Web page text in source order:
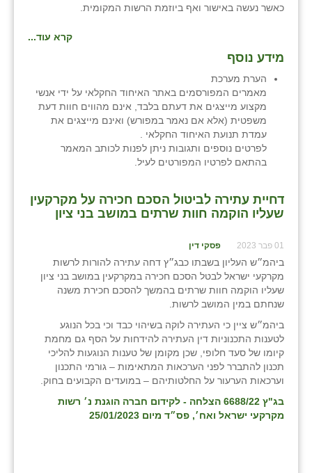
כאשר נעשה באישור ואף ביוזמת הרשות המקומית.
קרא עוד...
מידע נוסף
הערת מערכת
מאמרים המפורסמים באתר האיחוד החקלאי על ידי אנשי
מקצוע מייצגים את דעתם בלבד, אינם מהווים חוות דעת
משפטית (אלא אם נאמר במפורש) ואינם מייצגים את
עמדת תנועת האיחוד החקלאי .
לפרטים נוספים ותגובות ניתן לפנות לכותב המאמר
בהתאם לפרטיו המפורטים לעיל.
דחיית עתירה לביטול הסכם חכירה על מקרקעין
שעליו הוקמה חוות שרתים במושב בני ציון
01 פבר 2023 פסקי דין
ביהמ״ש העליון בשבתו כבג״ץ דחה עתירה להורות לרשות
מקרקעי ישראל לבטל הסכם חכירה במקרקעין במושב בני ציון
שעליו הוקמה חוות שרתים בהמשך להסכם חכירת משנה
שנחתם במין המושב לרשות.
ביהמ״ש ציין כי העתירה לוקה בשיהוי כבד וכי בכל הנוגע
לטענות התכנוניות דין העתירה להידחות על הסף גם מחמת
קיומו של סעד חלופי, שכן מקומן של טענות הנוגעות להליכי
תכנון להתברר לפני הערכאות המתאימות – גורמי התכנון
וערכאות הערעור על החלטותיהם – במועדים הקבועים בחוק.
בג"ץ 6688/22 הצלחה - לקידום חברה הוגנת נ׳ רשות
מקרקעי ישראל ואח׳, פס״ד מיום 25/01/2023